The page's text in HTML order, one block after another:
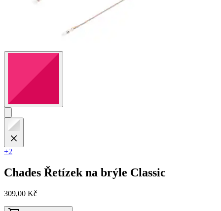
+2
Chades Řetízek na brýle Classic
309,00 Kč